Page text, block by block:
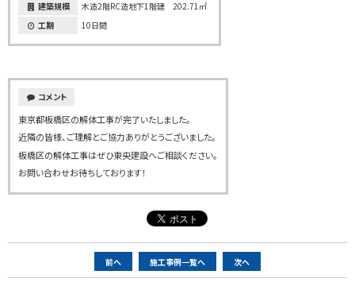
建築規模
木造2階RC造地下1階建 202.71㎡
工期
10日間
コメント
東京都板橋区の解体工事が完了いたしました。
近隣の皆様、ご理解とご協力ありがとうございました。
板橋区の解体工事はぜひ東央建設へご相談ください。
お問い合わせお待ちしております！
ー
前へ 施工事例一覧へ 次へ